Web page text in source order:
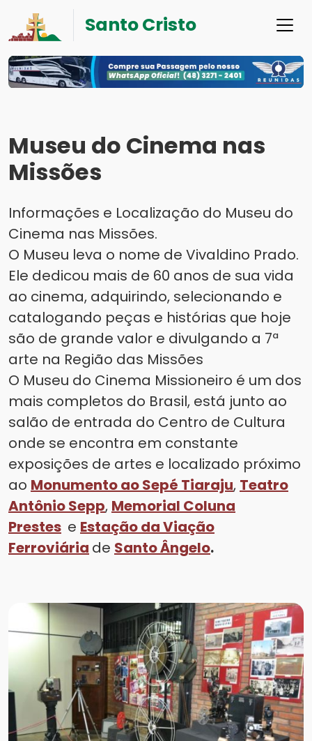
Santo Cristo
Museu do Cinema nas
Missões
Informações e Localização do Museu do
Cinema nas Missões.
O Museu leva o nome de Vivaldino Prado.
Ele dedicou mais de 60 anos de sua vida
ao cinema, adquirindo, selecionando e
catalogando peças e histórias que hoje
são de grande valor e divulgando a 7ª
arte na Região das Missões
O Museu do Cinema Missioneiro é um dos
mais completos do Brasil, está junto ao
salão de entrada do Centro de Cultura
onde se encontra em constante
exposições de artes e localizado próximo
ao Monumento ao Sepé Tiaraju, Teatro
Antônio Sepp, Memorial Coluna
Prestes e Estação da Viação
Ferroviária de Santo Ângelo.